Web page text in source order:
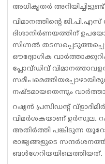
അധികൃതര്‍
വിമാനത്തിന്റെ ജി.പി.എസ്
ദിശാനിർണയത്തിന്
സിഗ്നൽ
ഔദ്യോഗിക
പ്ലോവ്ഡിവ്
നഷ്ടമായതെന്നും
റഷ്യന്‍ പ്രസിഡന്റ്
വിമര്‍ശകയാണ് ഉര്‍സുല.
അതിര്‍ത്തി പങ്കിടുന്ന
രാജ്യങ്ങളുടെ
ബള്‍ഗേറിയയിലെത്തിയത്.